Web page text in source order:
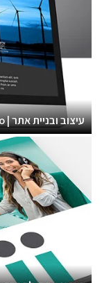
עיצוב ובניית אתר | Elenilto